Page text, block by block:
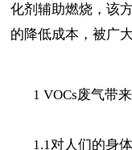
化剂辅助燃烧，该
的降低成本，被广
1 VOCs废气带来
1.1对人们的身体